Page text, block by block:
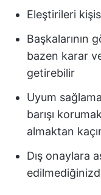
Eleştirileri
Başkalarının
bazen karar
getirebilir
Uyum
barışı
almaktan
Dış onaylara